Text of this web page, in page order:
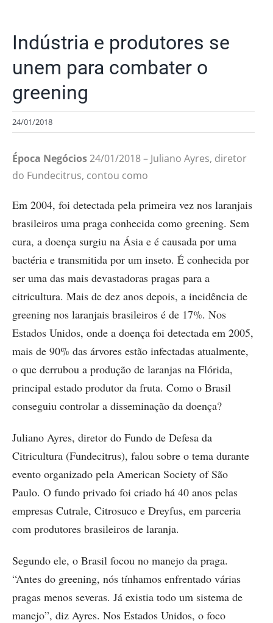
Indústria e produtores se
unem para combater o
greening
24/01/2018
Época Negócios24/01/2018 – Juliano Ayres, diretor
do Fundecitrus, contou como
Em 2004, foi detectada pela primeira vez nos laranjais
brasileiros uma praga conhecida como greening. Sem
cura, a doença surgiu na Ásia e é causada por uma
bactéria e transmitida por um inseto. É conhecida por
ser uma das mais devastadoras pragas para a
citricultura. Mais de dez anos depois, a incidência de
greening nos laranjais brasileiros é de 17%. Nos
Estados Unidos, onde a doença foi detectada em 2005,
mais de 90% das árvores estão infectadas atualmente,
o que derrubou a produção de laranjas na Flórida,
principal estado produtor da fruta. Como o Brasil
conseguiu controlar a disseminação da doença?
Juliano Ayres, diretor do Fundo de Defesa da
Citricultura (Fundecitrus), falou sobre o tema durante
evento organizado pela American Society of São
Paulo. O fundo privado foi criado há 40 anos pelas
empresas Cutrale, Citrosuco e Dreyfus, em parceria
com produtores brasileiros de laranja.
Segundo ele, o Brasil focou no manejo da praga.
“Antes do greening, nós tínhamos enfrentado várias
pragas menos severas. Já existia todo um sistema de
manejo”, diz Ayres. Nos Estados Unidos, o foco